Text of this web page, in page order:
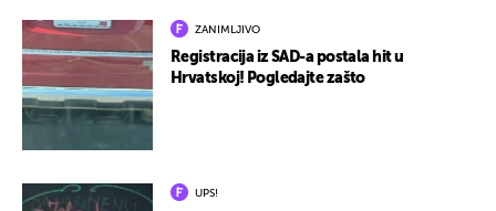
ZANIMLJIVO
Registracija iz SAD-a postala hit u
Hrvatskoj! Pogledajte zašto
UPS!